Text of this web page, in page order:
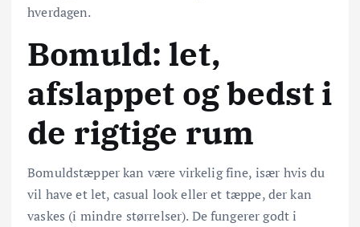
hverdagen.
Bomuld: let,
afslappet og bedst i
de rigtige rum
Bomuldstæpper kan være virkelig fine, især hvis du
vil have et let, casual look eller et tæppe, der kan
vaskes (i mindre størrelser). De fungerer godt i